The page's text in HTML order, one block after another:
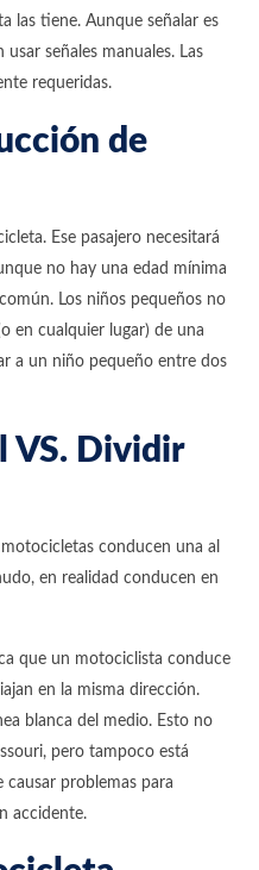
las tiene. Aunque señalar es
señales manuales. Las
requeridas.
de
Ese pasajero necesitará
no hay una edad mínima
Los niños pequeños no
en cualquier lugar) de una
a un niño pequeño entre dos
VS. Dividir
conducen una al
en realidad conducen en
que un motociclista conduce
en la misma dirección.
blanca del medio. Esto no
pero tampoco está
problemas para
accidente.